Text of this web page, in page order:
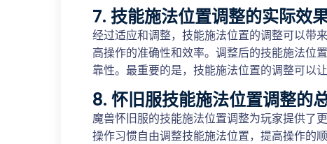
7. 技能施法位置调整的实际效
经过适应和调整，技能施法位置的调整可以带
高操作的准确性和效率。调整后的技能施法位
靠性。最重要的是，技能施法位置的调整可以
8. 怀旧服技能施法位置调整的
魔兽怀旧服的技能施法位置调整为玩家提供了
操作习惯自由调整技能施法位置，提高操作的